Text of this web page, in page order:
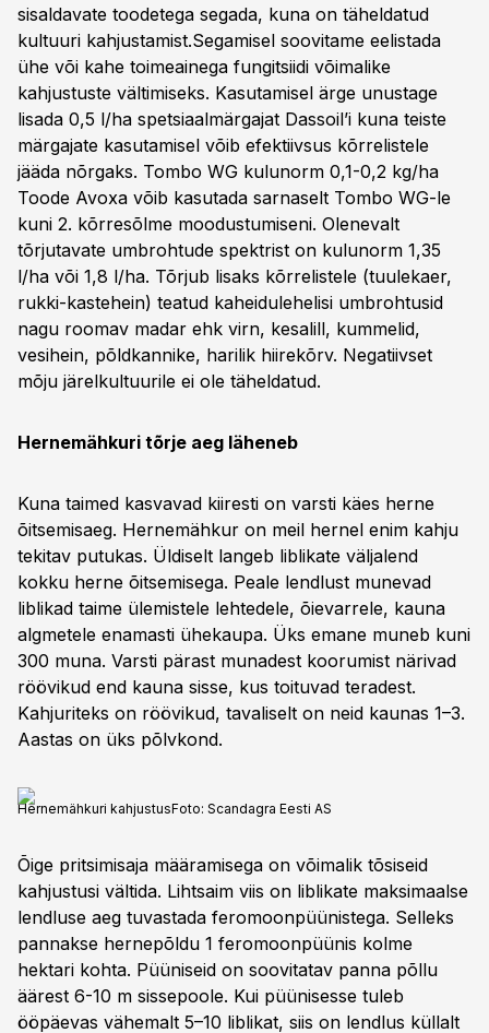
sisaldavate toodetega segada, kuna on täheldatud
kultuuri kahjustamist.Segamisel soovitame eelistada
ühe või kahe toimeainega fungitsiidi võimalike
kahjustuste vältimiseks. Kasutamisel ärge unustage
lisada 0,5 l/ha spetsiaalmärgajat Dassoil’i kuna teiste
märgajate kasutamisel võib efektiivsus kõrrelistele
jääda nõrgaks. Tombo WG kulunorm 0,1-0,2 kg/ha
Toode Avoxa võib kasutada sarnaselt Tombo WG-le
kuni 2. kõrresõlme moodustumiseni. Olenevalt
tõrjutavate umbrohtude spektrist on kulunorm 1,35
l/ha või 1,8 l/ha. Tõrjub lisaks kõrrelistele (tuulekaer,
rukki-kastehein) teatud kaheidulehelisi umbrohtusid
nagu roomav madar ehk virn, kesalill, kummelid,
vesihein, põldkannike, harilik hiirekõrv. Negatiivset
mõju järelkultuurile ei ole täheldatud.
Hernemähkuri tõrje aeg läheneb
Kuna taimed kasvavad kiiresti on varsti käes herne
õitsemisaeg. Hernemähkur on meil hernel enim kahju
tekitav putukas. Üldiselt langeb liblikate väljalend
kokku herne õitsemisega. Peale lendlust munevad
liblikad taime ülemistele lehtedele, õievarrele, kauna
algmetele enamasti ühekaupa. Üks emane muneb kuni
300 muna. Varsti pärast munadest koorumist närivad
röövikud end kauna sisse, kus toituvad teradest.
Kahjuriteks on röövikud, tavaliselt on neid kaunas 1–3.
Aastas on üks põlvkond.
Hernemähkuri kahjustusFoto: Scandagra Eesti AS
Õige pritsimisaja määramisega on võimalik tõsiseid
kahjustusi vältida. Lihtsaim viis on liblikate maksimaalse
lendluse aeg tuvastada feromoonpüünistega. Selleks
pannakse hernepõldu 1 feromoonpüünis kolme
hektari kohta. Püüniseid on soovitatav panna põllu
äärest 6-10 m sissepoole. Kui püünisesse tuleb
ööpäevas vähemalt 5–10 liblikat, siis on lendlus küllalt